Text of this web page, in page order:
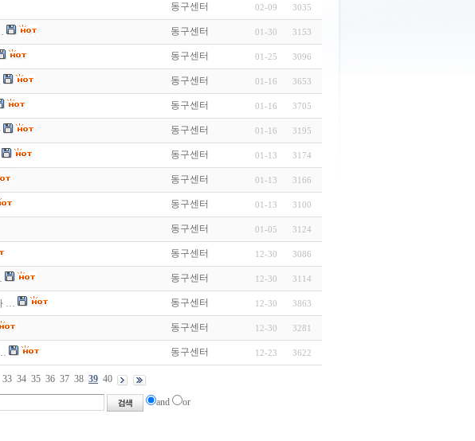
동구센터 02-09 3035
동구센터 01-30 3153
동구센터 01-25 3096
동구센터 01-16 3653
동구센터 01-16 3705
동구센터 01-16 3195
동구센터 01-13 3174
동구센터 01-13 3166
동구센터 01-13 3100
동구센터 01-05 3124
동구센터 12-30 3086
동구센터 12-30 3114
… 동구센터 12-30 3863
동구센터 12-30 3281
동구센터 12-23 3622
33 34 35 36 37 38 39 40
and or